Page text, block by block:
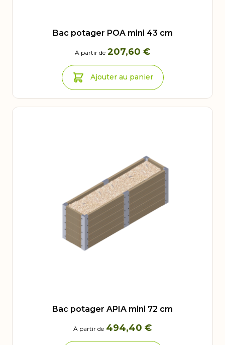
Bac potager POA mini 43 cm
À partir de 207,60 €
Ajouter au panier
Bac potager APIA mini 72 cm
À partir de 494,40 €